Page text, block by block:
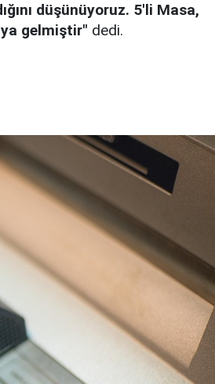
düşünüyoruz. 5'li Masa,
gelmiştir" dedi.